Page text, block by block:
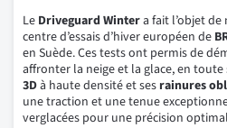
Le Driveguard Wintera fait l’objet de
centre d’essais d’hiver européen de
en Suède. Ces tests ont permis de
affronter la neige et la glace, en toute
3Dà haute densité et ses rainures
une traction et une tenue
verglacées pour une précision